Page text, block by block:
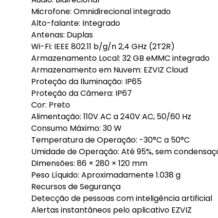
Microfone: Omnidirecional integrado
Alto-falante: Integrado
Antenas: Duplas
Wi-Fi: IEEE 802.11 b/g/n 2,4 GHz (2T2R)
Armazenamento Local: 32 GB eMMC integrado
Armazenamento em Nuvem: EZVIZ Cloud
Proteção da Iluminação: IP65
Proteção da Câmera: IP67
Cor: Preto
Alimentação: 110V AC a 240V AC, 50/60 Hz
Consumo Máximo: 30 W
Temperatura de Operação: -30°C a 50°C
Umidade de Operação: Até 95%, sem
Dimensões: 86 × 280 × 120 mm
Peso Líquido: Aproximadamente 1.038 g
Recursos de Segurança
Detecção de pessoas com inteligência artificial
Alertas instantâneos pelo aplicativo EZVIZ